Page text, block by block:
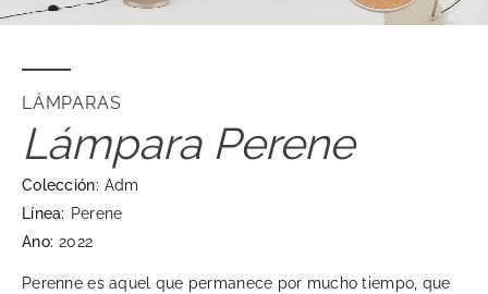
LÁMPARAS
Lámpara Perene
Colección: Adm
Línea: Perene
Ano: 2022
Perenne es aquel que permanece por mucho tiempo, que